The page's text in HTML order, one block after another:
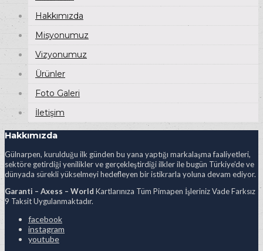
Hakkımızda
Misyonumuz
Vizyonumuz
Ürünler
Foto Galeri
İletişim
Hakkımızda
Gülnarpen, kurulduğu ilk günden bu yana yaptığı markalaşma faaliyetleri,
sektöre getirdiği yenilikler ve gerçekleştirdiği ilkler ile bugün Türkiye’de ve
dünyada sürekli yükselmeyi hedefleyen bir istikrarla yoluna devam ediyor.
Garanti – Axess – World Kartlarınıza Tüm Pimapen İşleriniz Vade Farksız
9 Taksit Uygulanmaktadır.
facebook
instagram
youtube